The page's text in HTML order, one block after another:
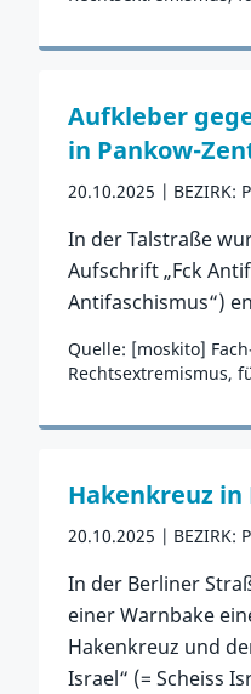
Zum Vorfall
Aufkleber
in Pankow-
20.10.2025 BEZIRK:
In der Talstraße
Aufschrift „Fck
Antifaschismus“)
Quelle: [moskito]
Rechtsextremismus,
Zum Vorfall
Hakenkreuz in
20.10.2025 BEZIRK:
In der Berliner
einer Warnbake
Hakenkreuz und
Israel“ (= Scheiss